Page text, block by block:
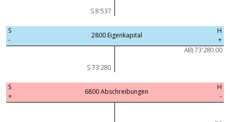
S 8'537
S
-
2800 Eigenkapital
H
+
AB) 73'280.00
S 73'280
S
+
6800 Abschreibungen
H
-